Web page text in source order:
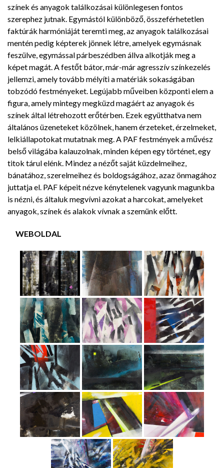
színek és anyagok találkozásai különlegesen fontos
szerephez jutnak. Egymástól különböző, összeférhetetlen
faktúrák harmóniáját teremti meg, az anyagok találkozásai
mentén pedig képterek jönnek létre, amelyek egymásnak
feszülve, egymással párbeszédben állva alkotják meg a
képet magát. A festőt bátor, már-már agresszív színkezelés
jellemzi, amely tovább mélyíti a matériák sokaságában
tobzódó festményeket. Legújabb műveiben központi elem a
figura, amely mintegy megküzd magáért az anyagok és
színek által létrehozott erőtérben. Ezek együtthatva nem
általános üzeneteket közölnek, hanem érzeteket, érzelmeket,
lelkiállapotokat mutatnak meg. A PAF festmények a művész
belső világába kalauzolnak, minden képen egy történet, egy
titok tárul elénk. Mindez a nézőt saját küzdelmeihez,
bánatához, szerelmeihez és boldogságához, azaz önmagához
juttatja el. PAF képeit nézve kénytelenek vagyunk magunkba
is nézni, és általuk megvívni azokat a harcokat, amelyeket
anyagok, színek és alakok vívnak a szemünk előtt.
WEBOLDAL